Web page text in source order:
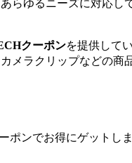
らゆるニーズに対応し
クーポンを提供して
メラクリップなどの商
ポンでお得にゲットしま